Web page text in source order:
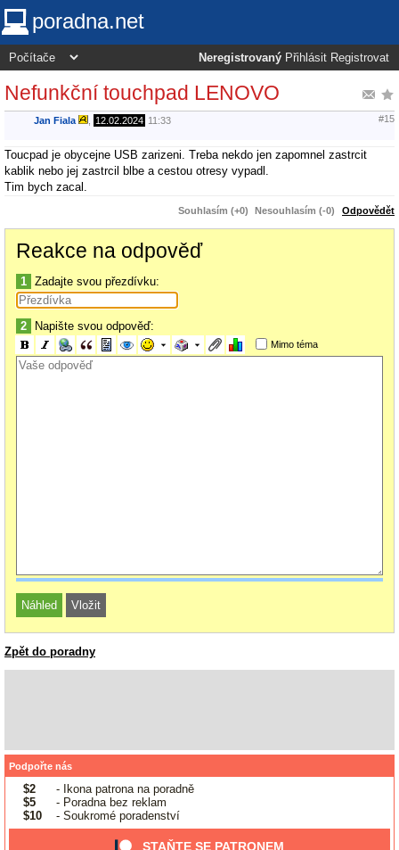
poradna.net
Neregistrovaný Přihlásit Registrovat
Nefunkční touchpad LENOVO
Jan Fiala 12.02.2024 11:33 #15
Toucpad je obycejne USB zarizeni. Treba nekdo jen zapomnel zastrcit
kablik nebo jej zastrcil blbe a cestou otresy vypadl.
Tim bych zacal.
Souhlasím (+0) Nesouhlasím (-0) Odpovědět
Reakce na odpověď
1 Zadajte svou přezdívku:
2 Napište svou odpověď:
Mimo téma
Zpět do poradny
Podpořte nás
$2
- Ikona patrona na poradně
$5
- Poradna bez reklam
$10
- Soukromé poradenství
STAŇTE SE PATRONEM